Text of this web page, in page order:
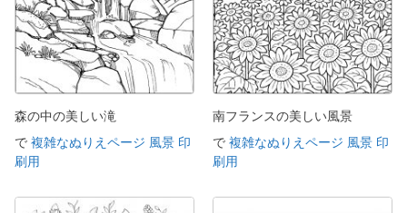
森の中の美しい滝
で 複雑なぬりえページ 風景 印
刷用
南フランスの美しい風景
で 複雑なぬりえページ 風景 印
刷用